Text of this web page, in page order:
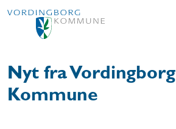
Nyt fra Vordingborg
Kommune